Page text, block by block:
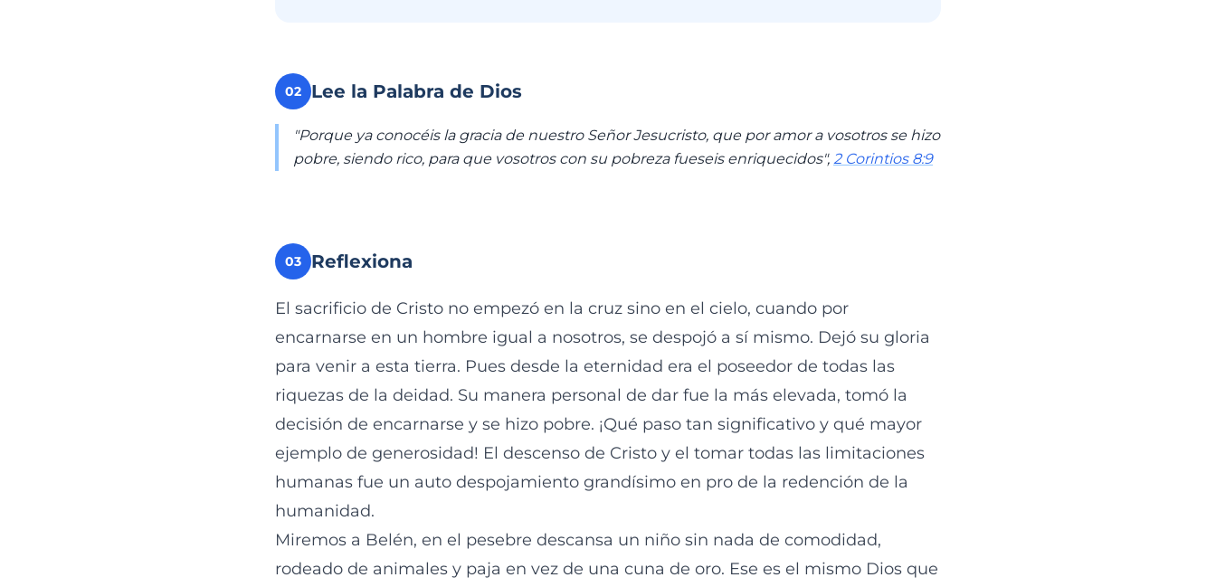
02 Lee la Palabra de Dios
"Porque ya conocéis la gracia de nuestro Señor Jesucristo, que por amor a vosotros se hizo
pobre, siendo rico, para que vosotros con su pobreza fueseis enriquecidos", 2 Corintios 8:9
03 Reflexiona
El sacrificio de Cristo no empezó en la cruz sino en el cielo, cuando por
encarnarse en un hombre igual a nosotros, se despojó a sí mismo. Dejó su gloria
para venir a esta tierra. Pues desde la eternidad era el poseedor de todas las
riquezas de la deidad. Su manera personal de dar fue la más elevada, tomó la
decisión de encarnarse y se hizo pobre. ¡Qué paso tan significativo y qué mayor
ejemplo de generosidad! El descenso de Cristo y el tomar todas las limitaciones
humanas fue un auto despojamiento grandísimo en pro de la redención de la
humanidad.
Miremos a Belén, en el pesebre descansa un niño sin nada de comodidad,
rodeado de animales y paja en vez de una cuna de oro. Ese es el mismo Dios que